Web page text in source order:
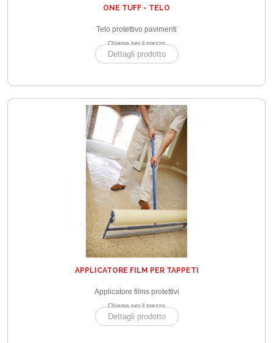
ONE TUFF - TELO
Telo protettivo pavimenti
Chiama per il prezzo
Dettagli prodotto
APPLICATORE FILM PER TAPPETI
Applicatore films protettivi
Chiama per il prezzo
Dettagli prodotto